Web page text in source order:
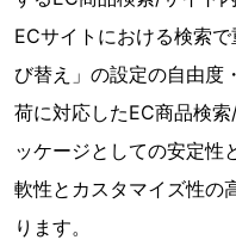
ECサイトにおける検索
び替え」の設定の自由度
荷に対応したEC商品検
ッケージとしての安定性
軟性とカスタマイズ性の
ります。